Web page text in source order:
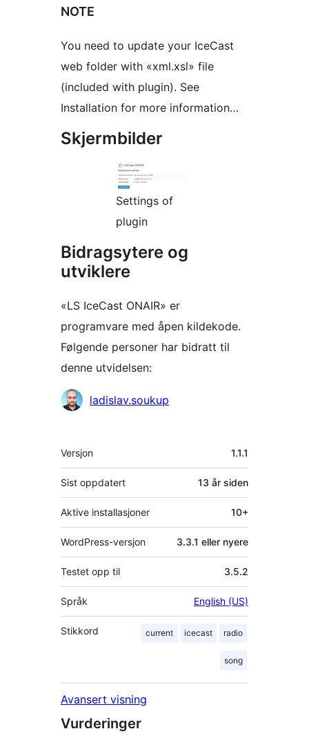
NOTE
You need to update your IceCast
web folder with «xml.xsl» file
(included with plugin). See
Installation for more information…
Skjermbilder
Settings of
plugin
Bidragsytere og
utviklere
«LS IceCast ONAIR» er
programvare med åpen kildekode.
Følgende personer har bidratt til
denne utvidelsen:
Bidragsytere
ladislav.soukup
Meta
Versjon 1.1.1
Sist oppdatert 13 år siden
Aktive installasjoner 10+
WordPress-versjon 3.3.1 eller nyere
Testet opp til 3.5.2
Språk English (US)
Stikkord current icecast radio
song
Avansert visning
Vurderinger